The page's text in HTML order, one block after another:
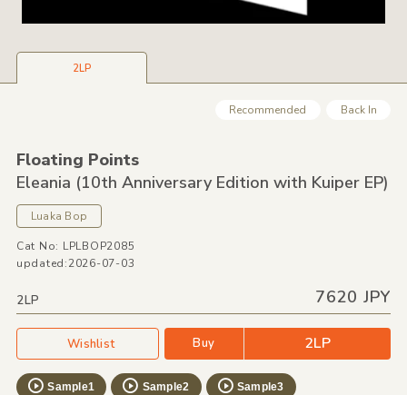
2LP
Recommended Back In
Floating Points
Eleania (10th Anniversary Edition with Kuiper EP)
Luaka Bop
Cat No: LPLBOP2085
updated:2026-07-03
2LP 7620 JPY
Wishlist Buy 2LP
Sample1 Sample2 Sample3